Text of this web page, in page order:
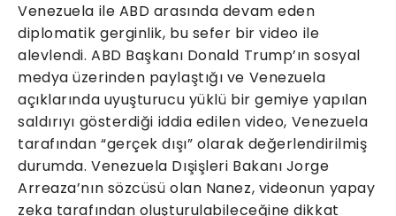
Venezuela ile ABD arasında devam eden
diplomatik gerginlik, bu sefer bir video ile
alevlendi. ABD Başkanı Donald Trump’ın sosyal
medya üzerinden paylaştığı ve Venezuela
açıklarında uyuşturucu yüklü bir gemiye yapılan
saldırıyı gösterdiği iddia edilen video, Venezuela
tarafından “gerçek dışı” olarak değerlendirilmiş
durumda. Venezuela Dışişleri Bakanı Jorge
Arreaza’nın sözcüsü olan Nanez, videonun yapay
zeka tarafından oluşturulabileceğine dikkat